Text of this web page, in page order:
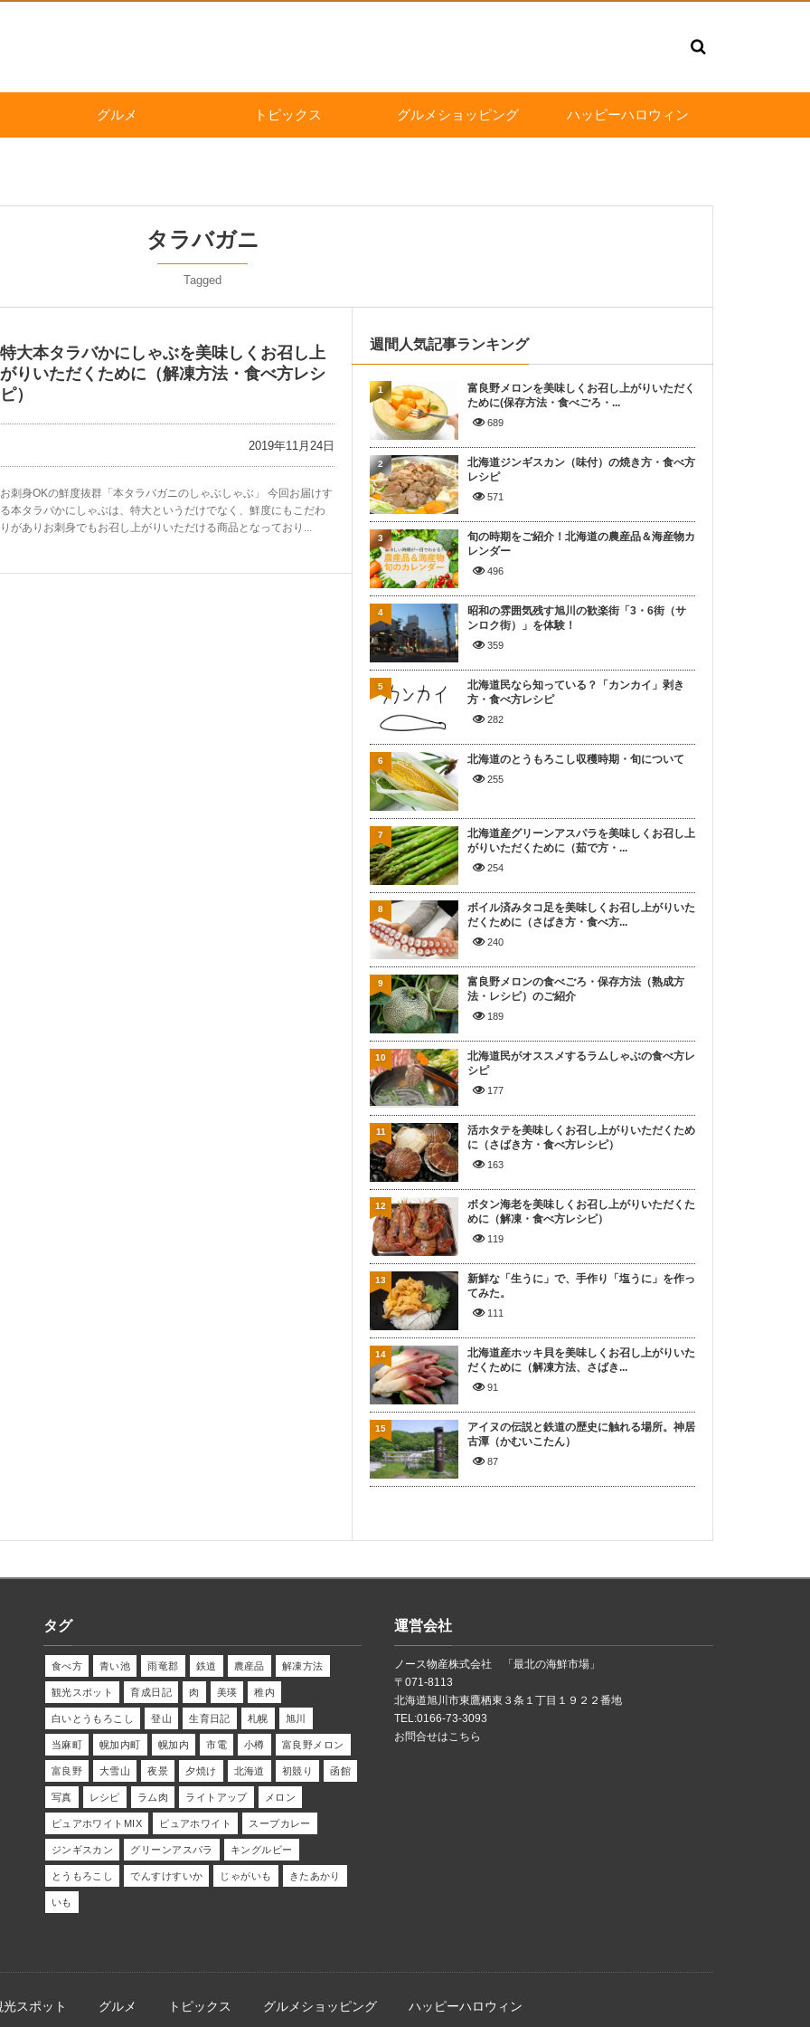
グルメ トピックス グルメショッピング ハッピーハロウィン
タラバガニ
Tagged
特大本タラバかにしゃぶを美味しくお召し上
がりいただくために（解凍方法・食べ方レシ
ピ）
2019年11月24日
お刺身OKの鮮度抜群「本タラバガニのしゃぶしゃぶ」 今回お届けす
る本タラバかにしゃぶは、特大というだけでなく、鮮度にもこだわ
りがありお刺身でもお召し上がりいただける商品となっており...
週間人気記事ランキング
富良野メロンを美味しくお召し上がりいただく
ために(保存方法・食べごろ・...
689
1
北海道ジンギスカン（味付）の焼き方・食べ方
レシピ
571
2
旬の時期をご紹介！北海道の農産品＆海産物カ
レンダー
496
3
昭和の雰囲気残す旭川の歓楽街「3・6街（サ
ンロク街）」を体験！
359
4
北海道民なら知っている？「カンカイ」剥き
方・食べ方レシピ
282
5
北海道のとうもろこし収穫時期・旬について
255
6
北海道産グリーンアスパラを美味しくお召し上
がりいただくために（茹で方・...
254
7
ボイル済みタコ足を美味しくお召し上がりいた
だくために（さばき方・食べ方...
240
8
富良野メロンの食べごろ・保存方法（熟成方
法・レシピ）のご紹介
189
9
北海道民がオススメするラムしゃぶの食べ方レ
シピ
177
10
活ホタテを美味しくお召し上がりいただくため
に（さばき方・食べ方レシピ）
163
11
ボタン海老を美味しくお召し上がりいただくた
めに（解凍・食べ方レシピ）
119
12
新鮮な「生うに」で、手作り「塩うに」を作っ
てみた。
111
13
北海道産ホッキ貝を美味しくお召し上がりいた
だくために（解凍方法、さばき...
91
14
アイヌの伝説と鉄道の歴史に触れる場所。神居
古潭（かむいこたん）
87
15
タグ
食べ方 青い池 雨竜郡 鉄道 農産品 解凍方法
観光スポット 育成日記 肉 美瑛 稚内
白いとうもろこし 登山 生育日記 札幌 旭川
当麻町 幌加内町 幌加内 市電 小樽 富良野メロン
富良野 大雪山 夜景 夕焼け 北海道 初競り 函館
写真 レシピ ラム肉 ライトアップ メロン
ピュアホワイトMIX ピュアホワイト スープカレー
ジンギスカン グリーンアスパラ キングルビー
とうもろこし でんすけすいか じゃがいも きたあかり
いも
運営会社
ノース物産株式会社 「最北の海鮮市場」
〒071-8113
北海道旭川市東鷹栖東３条１丁目１９２２番地
TEL:0166-73-3093
お問合せはこちら
光スポット グルメ トピックス グルメショッピング ハッピーハロウィン